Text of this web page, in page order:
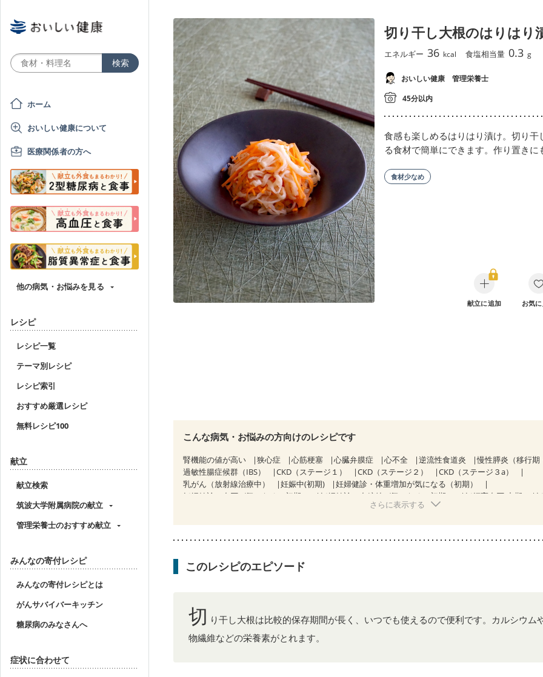
ホーム
おいしい健康について
医療関係者の方へ
他の病気・お悩みを見る
レシピ
レシピ一覧
テーマ別レシピ
レシピ索引
おすすめ厳選レシピ
無料レシピ100
献立
献立検索
筑波大学附属病院の献立
管理栄養士のおすすめ献立
みんなの寄付レシピ
みんなの寄付レシピとは
がんサバイバーキッチン
糖尿病のみなさんへ
症状に合わせて
切り干し大根のはりはり
エネルギー 36 kcal 食塩相当量 0.3 g
おいしい健康 管理栄養士
45分以内
食感も楽しめるはりはり漬け。切り干
る食材で簡単にできます。作り置きに
食材少なめ
献立に追加 お気
こんな病気・お悩みの方向けのレシピです
腎機能の値が高い 狭心症 心筋梗塞 心臓弁膜症 心不全 逆流性食道炎
慢性膵炎（移行期
過敏性腸症候群（IBS）
CKD（ステージ１） CKD（ステージ２）
CKD（ステージ３a）
乳がん（放射線治療中）
妊娠中(初期)
妊婦健診・体重増加が気になる（初期）
妊婦健診・血圧が気になる（初期）
妊婦健診・血糖値が気になる（初期） 妊娠高血圧(中期)
更年期
さらに表示する
このレシピのエピソード
切 り干し大根は比較的保存期間が長く、いつでも使えるので便利です。カルシウム
物繊維などの栄養素がとれます。